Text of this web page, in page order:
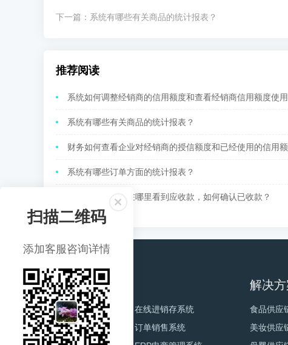
下一篇： 系统有哪些有关商品的统计报表？
推荐阅读
系统如何调整经销商的信用额度和查看经销商信用额度使用流水？
系统有哪些有关商品的统计报表？
财务如何查看企业对经销商的授信额度和已经使用的信用额度？
系统有哪些订单方面的统计报表？
核货宝财务可以在哪里看到应收款，如何确认已收款？
扫描二维码
添加客服咨询详情
电商产品
电商订单系统
在线进销存系统
订货B2B系统
订单销售系统
解决
食品供应
美妆供应